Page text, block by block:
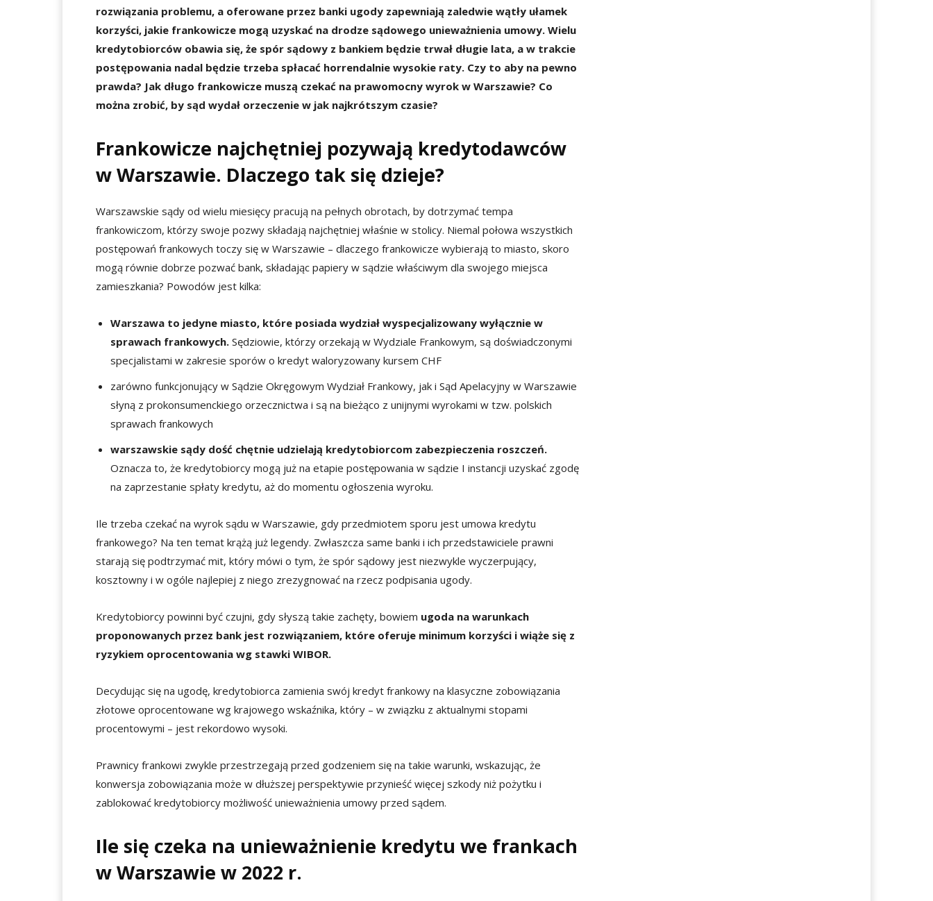
rozwiązania problemu, a oferowane przez banki ugody zapewniają zaledwie wątły ułamek
korzyści, jakie frankowicze mogą uzyskać na drodze sądowego unieważnienia umowy. Wielu
kredytobiorców obawia się, że spór sądowy z bankiem będzie trwał długie lata, a w trakcie
postępowania nadal będzie trzeba spłacać horrendalnie wysokie raty. Czy to aby na pewno
prawda? Jak długo frankowicze muszą czekać na prawomocny wyrok w Warszawie? Co
można zrobić, by sąd wydał orzeczenie w jak najkrótszym czasie?
Frankowicze najchętniej pozywają kredytodawców
w Warszawie. Dlaczego tak się dzieje?
Warszawskie sądy od wielu miesięcy pracują na pełnych obrotach, by dotrzymać tempa
frankowiczom, którzy swoje pozwy składają najchętniej właśnie w stolicy. Niemal połowa wszystkich
postępowań frankowych toczy się w Warszawie – dlaczego frankowicze wybierają to miasto, skoro
mogą równie dobrze pozwać bank, składając papiery w sądzie właściwym dla swojego miejsca
zamieszkania? Powodów jest kilka:
Warszawa to jedyne miasto, które posiada wydział wyspecjalizowany wyłącznie w
sprawach frankowych. Sędziowie, którzy orzekają w Wydziale Frankowym, są doświadczonymi
specjalistami w zakresie sporów o kredyt waloryzowany kursem CHF
zarówno funkcjonujący w Sądzie Okręgowym Wydział Frankowy, jak i Sąd Apelacyjny w Warszawie
słyną z prokonsumenckiego orzecznictwa i są na bieżąco z unijnymi wyrokami w tzw. polskich
sprawach frankowych
warszawskie sądy dość chętnie udzielają kredytobiorcom zabezpieczenia roszczeń.
Oznacza to, że kredytobiorcy mogą już na etapie postępowania w sądzie I instancji uzyskać zgodę
na zaprzestanie spłaty kredytu, aż do momentu ogłoszenia wyroku.
Ile trzeba czekać na wyrok sądu w Warszawie, gdy przedmiotem sporu jest umowa kredytu
frankowego? Na ten temat krążą już legendy. Zwłaszcza same banki i ich przedstawiciele prawni
starają się podtrzymać mit, który mówi o tym, że spór sądowy jest niezwykle wyczerpujący,
kosztowny i w ogóle najlepiej z niego zrezygnować na rzecz podpisania ugody.
Kredytobiorcy powinni być czujni, gdy słyszą takie zachęty, bowiem ugoda na warunkach
proponowanych przez bank jest rozwiązaniem, które oferuje minimum korzyści i wiąże się z
ryzykiem oprocentowania wg stawki WIBOR.
Decydując się na ugodę, kredytobiorca zamienia swój kredyt frankowy na klasyczne zobowiązania
złotowe oprocentowane wg krajowego wskaźnika, który – w związku z aktualnymi stopami
procentowymi – jest rekordowo wysoki.
Prawnicy frankowi zwykle przestrzegają przed godzeniem się na takie warunki, wskazując, że
konwersja zobowiązania może w dłuższej perspektywie przynieść więcej szkody niż pożytku i
zablokować kredytobiorcy możliwość unieważnienia umowy przed sądem.
Ile się czeka na unieważnienie kredytu we frankach
w Warszawie w 2022 r.